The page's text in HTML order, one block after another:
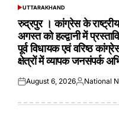
POSTED
UTTARAKHAND
रुद्रपुर । कांग्रेस के
अगस्त को हल्द्वानी में
पूर्व विधायक एवं वरिष्ठ
क्षेत्रों में व्यापक जनसंपर्क
Posted
August 6, 2026Posted
National